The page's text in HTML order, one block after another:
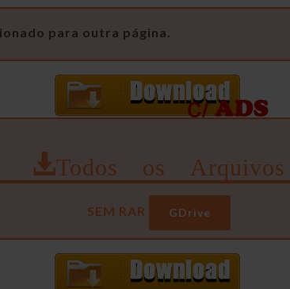
para outra página.
Todos os Arquivos
SEM RAR GDrive